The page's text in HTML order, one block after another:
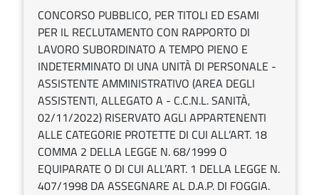
CONCORSO PUBBLICO, PER TITOLI ED ESAMI
PER IL RECLUTAMENTO CON RAPPORTO DI
LAVORO SUBORDINATO A TEMPO PIENO E
INDETERMINATO DI UNA UNITÀ DI PERSONALE -
ASSISTENTE AMMINISTRATIVO (AREA DEGLI
ASSISTENTI, ALLEGATO A - C.C.N.L. SANITÀ,
02/11/2022) RISERVATO AGLI APPARTENENTI
ALLE CATEGORIE PROTETTE DI CUI ALL’ART. 18
COMMA 2 DELLA LEGGE N. 68/1999 O
EQUIPARATE O DI CUI ALL’ART. 1 DELLA LEGGE N.
407/1998 DA ASSEGNARE AL D.A.P. DI FOGGIA.